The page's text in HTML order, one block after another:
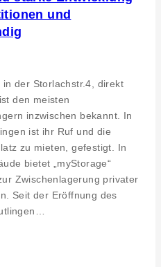
und
in der Storlachstr.4, direkt
den meisten
inzwischen bekannt. In
ist ihr Ruf und die
zu mieten, gefestigt. In
bietet „myStorage“
Zwischenlagerung privater
Seit der Eröffnung des